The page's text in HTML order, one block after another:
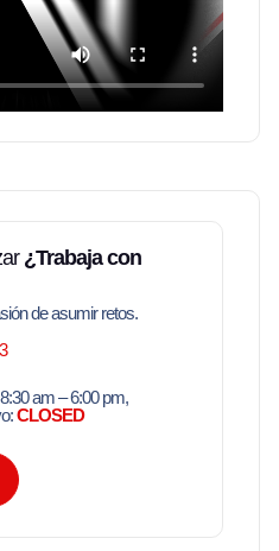
¿Trabaja con
de asumir retos.
am – 6:00 pm,
CLOSED